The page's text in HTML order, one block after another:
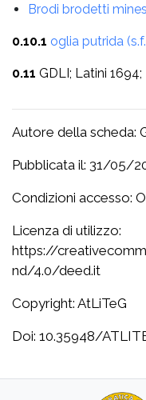
Brodi brodetti
0.10.1 oglia putrida
0.11 GDLI; Latini
Autore della scheda:
Pubblicata il: 31/05/
Condizioni accesso:
Licenza di utilizzo:
https://
nd/4.0/deed.it
Copyright: AtLiTeG
Doi: 10.35948/